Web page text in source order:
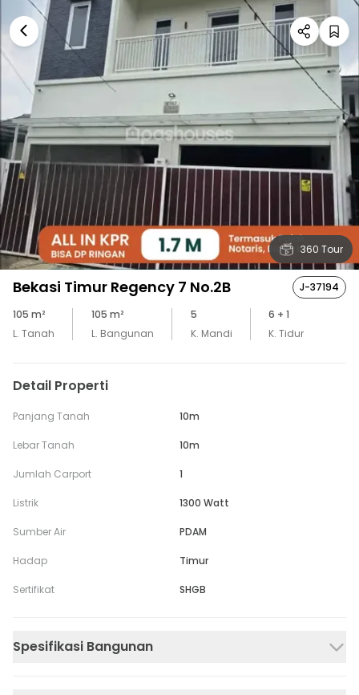
360 Tour
Bekasi Timur Regency 7 No.2B
J-37194
105 m²
L. Tanah
105 m²
L. Bangunan
5
K. Mandi
6 + 1
K. Tidur
Detail Properti
Panjang Tanah 10m
Lebar Tanah 10m
Jumlah Carport 1
Listrik 1300 Watt
Sumber Air PDAM
Hadap Timur
Sertifikat SHGB
Spesifikasi Bangunan